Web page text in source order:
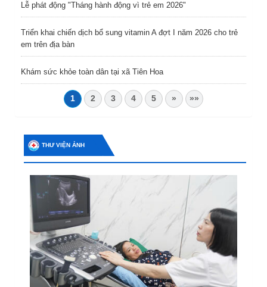
Lễ phát động "Tháng hành động vì trẻ em 2026"
Triển khai chiến dịch bổ sung vitamin A đợt I năm 2026 cho trẻ
em trên địa bàn
Khám sức khỏe toàn dân tại xã Tiên Hoa
1 2 3 4 5 » »»
THƯ VIỆN ẢNH